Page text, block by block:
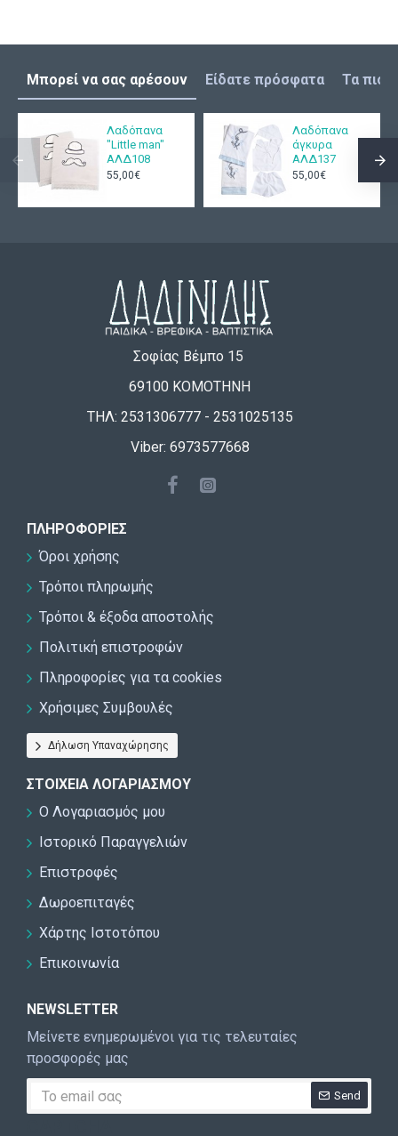
Μπορεί να σας αρέσουν Είδατε πρόσφατα Τα πιο
Λαδόπανα
"Little man"
ΑΛΔ108
55,00€
Λαδόπανα
άγκυρα
ΑΛΔ137
55,00€
Σοφίας Βέμπο 15
69100 ΚΟΜΟΤΗΝΗ
ΤΗΛ: 2531306777 - 2531025135
Viber: 6973577668
ΠΛΗΡΟΦΟΡΊΕΣ
Όροι χρήσης
Τρόποι πληρωμής
Τρόποι & έξοδα αποστολής
Πολιτική επιστροφών
Πληροφορίες για τα cookies
Χρήσιμες Συμβουλές
Δήλωση Υπαναχώρησης
ΣΤΟΙΧΕΊΑ ΛΟΓΑΡΙΑΣΜΟΎ
Ο Λογαριασμός μου
Ιστορικό Παραγγελιών
Επιστροφές
Δωροεπιταγές
Χάρτης Ιστοτόπου
Επικοινωνία
NEWSLETTER
Μείνετε ενημερωμένοι για τις τελευταίες
προσφορές μας
Send